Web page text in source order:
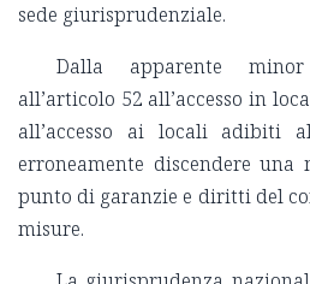
sede giurisprudenziale.
Dalla apparente
all’articolo 52 all’accesso in
all’accesso ai locali adibiti
erroneamente discendere
punto di garanzie e diritti del
misure.